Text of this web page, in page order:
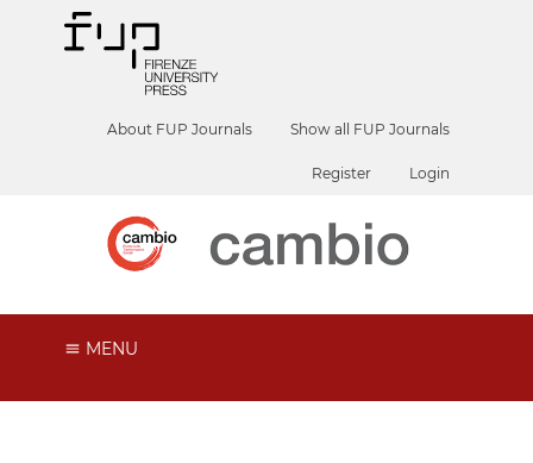
About FUP Journals Show all FUP Journals
Register Login
MENU